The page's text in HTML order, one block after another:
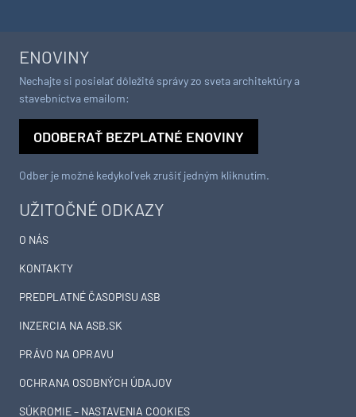
UŽITOČNÉ ODKAZY
O NÁS
KONTAKTY
PREDPLATNÉ ČASOPISU ASB
INZERCIA NA ASB.SK
PRÁVO NA OPRAVU
OCHRANA OSOBNÝCH ÚDAJOV
SÚKROMIE – NASTAVENIA COOKIES
ENOVINY
Nechajte si posielať dôležité správy zo sveta architektúry a
stavebníctva emailom:
ODOBERAŤ BEZPLATNÉ ENOVINY
Odber je možné kedykoľvek zrušiť jedným kliknutím.